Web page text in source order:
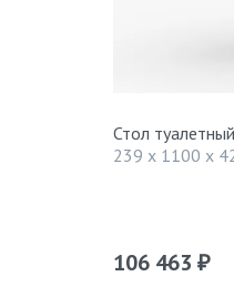
Стол
239 x 1100 x
106 463 ₽